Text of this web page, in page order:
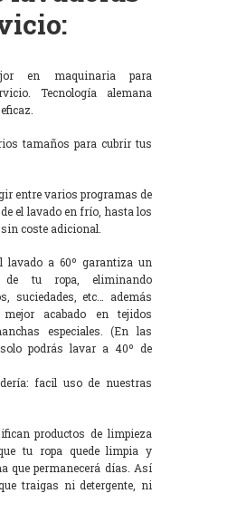
en maquinaria para
Tecnología alemana
tamaños para cubrir tus
entre varios programas de
el lavado en frío, hasta los
coste adicional.
lavado a 60º garantiza un
de tu ropa, eliminando
suciedades, etc… además
acabado en tejidos
especiales. (En las
podrás lavar a 40º de
facil uso de nuestras
productos de limpieza
tu ropa quede limpia y
que permanecerá días. Así
traigas ni detergente, ni